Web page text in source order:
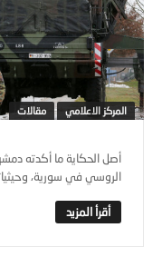
المركز الاعلامي مقالات
أصل الحكاية ما أكدته
الروسي في سورية،